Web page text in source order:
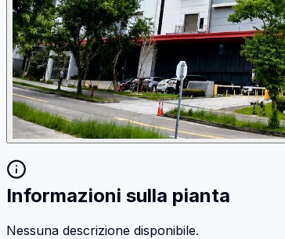
Informazioni sulla pianta
Nessuna descrizione disponibile.